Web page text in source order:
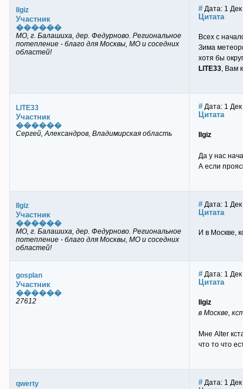
Ilgiz
Участник
������
МО, г. Балашиха, дер. Федурново. Региональное
потепление - благо для Москвы, МО и соседних
областей!
# Дата: 1
Цитата
Всех с
Зима
хотя бы
LITE33, Вам
LITE33
Участник
������
Сергей, Александров, Владимирская область
# Дата: 1
Цитата
Ilgiz
Да у нас
А если
Ilgiz
Участник
������
МО, г. Балашиха, дер. Федурново. Региональное
потепление - благо для Москвы, МО и соседних
областей!
# Дата: 1
Цитата
И в Москве,
gosplan
Участник
������
27612
# Дата: 1
Цитата
Ilgiz
в Москве,
Мне Alter
что то что
qwerty # Дата: 1